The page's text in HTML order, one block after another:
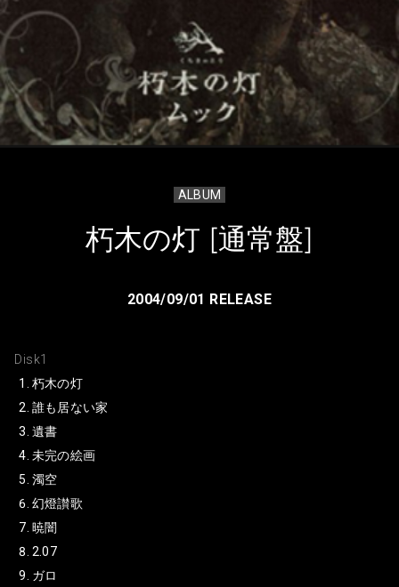
ALBUM
朽木の灯 [通常盤]
2004/09/01 RELEASE
Disk1
朽木の灯
誰も居ない家
遺書
未完の絵画
濁空
幻燈讃歌
暁闇
2.07
ガロ